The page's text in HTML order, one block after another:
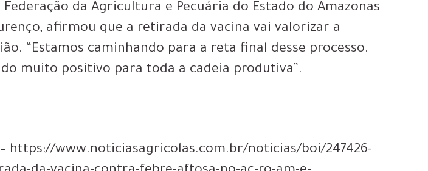
da Agricultura e Pecuária do Estado do Amazonas
afirmou que a retirada da vacina vai valorizar a
“Estamos caminhando para a reta final desse processo.
muito positivo para toda a cadeia produtiva”.
– https://www.noticiasagricolas.com.br/noticias/boi/247426-